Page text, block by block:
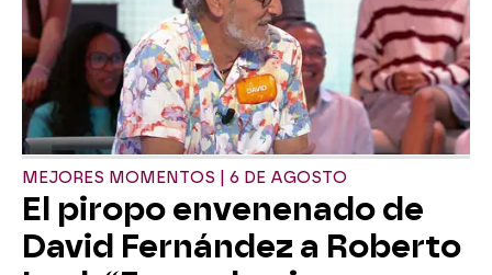
MEJORES MOMENTOS | 6 DE AGOSTO
El piropo envenenado de
David Fernández a Roberto